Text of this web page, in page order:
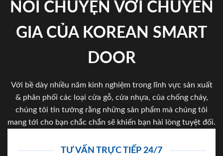
NÓI CHUYỆN VỚI CHUYÊN
GIA CỦA KOREAN SMART
DOOR
Với bề dày nhiều năm kinh nghiệm trong lĩnh vực sản xuất
& phân phối các loại cửa gỗ, cửa nhựa, của chống cháy,
chúng tôi tin tưởng rằng những sản phẩm mà chúng tôi
mang tới cho bạn chắc chắn sẽ khiến bạn hài lòng tuyệt đối.
TƯ VẤN TRỰC TIẾP 24/7